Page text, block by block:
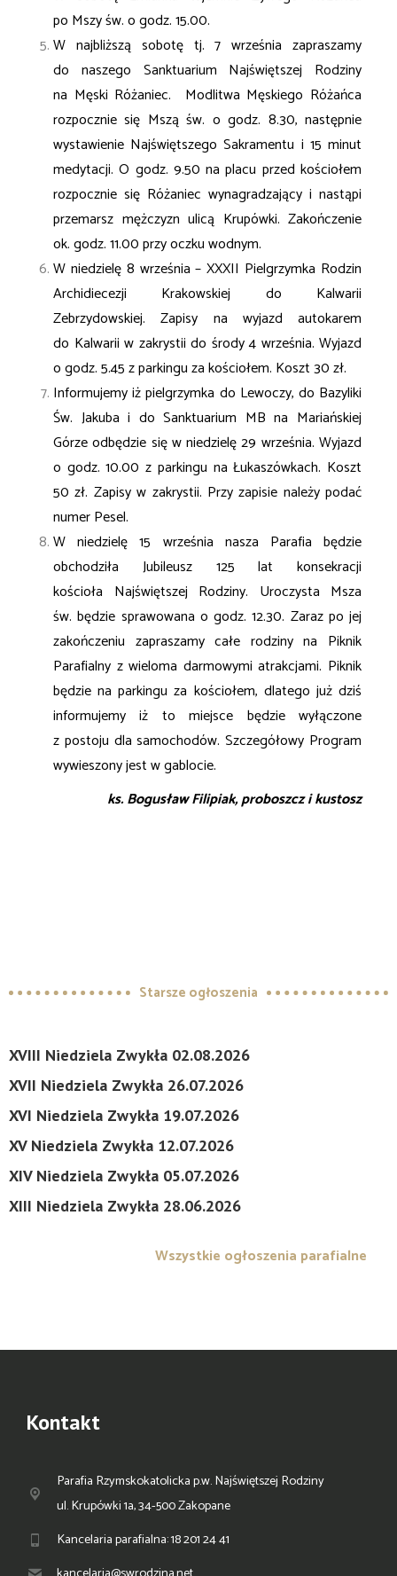
po Mszy św. o godz. 15.00.
W najbliższą sobotę tj. 7 września zapraszamy
do naszego Sanktuarium Najświętszej Rodziny
na Męski Różaniec. Modlitwa Męskiego Różańca
rozpocznie się Mszą św. o godz. 8.30, następnie
wystawienie Najświętszego Sakramentu i 15 minut
medytacji. O godz. 9.50 na placu przed kościołem
rozpocznie się Różaniec wynagradzający i nastąpi
przemarsz mężczyzn ulicą Krupówki. Zakończenie
ok. godz. 11.00 przy oczku wodnym.
W niedzielę 8 września – XXXII Pielgrzymka Rodzin
Archidiecezji Krakowskiej do Kalwarii
Zebrzydowskiej. Zapisy na wyjazd autokarem
do Kalwarii w zakrystii do środy 4 września. Wyjazd
o godz. 5.45 z parkingu za kościołem. Koszt 30 zł.
Informujemy iż pielgrzymka do Lewoczy, do Bazyliki
Św. Jakuba i do Sanktuarium MB na Mariańskiej
Górze odbędzie się w niedzielę 29 września. Wyjazd
o godz. 10.00 z parkingu na Łukaszówkach. Koszt
50 zł. Zapisy w zakrystii. Przy zapisie należy podać
numer Pesel.
W niedzielę 15 września nasza Parafia będzie
obchodziła Jubileusz 125 lat konsekracji
kościoła Najświętszej Rodziny. Uroczysta Msza
św. będzie sprawowana o godz. 12.30. Zaraz po jej
zakończeniu zapraszamy całe rodziny na Piknik
Parafialny z wieloma darmowymi atrakcjami. Piknik
będzie na parkingu za kościołem, dlatego już dziś
informujemy iż to miejsce będzie wyłączone
z postoju dla samochodów. Szczegółowy Program
wywieszony jest w gablocie.
ks. Bogusław Filipiak, proboszcz i kustosz
Starsze ogłoszenia
XVIII Niedziela Zwykła 02.08.2026
XVII Niedziela Zwykła 26.07.2026
XVI Niedziela Zwykła 19.07.2026
XV Niedziela Zwykła 12.07.2026
XIV Niedziela Zwykła 05.07.2026
XIII Niedziela Zwykła 28.06.2026
Wszystkie ogłoszenia parafialne
Kontakt
Parafia Rzymskokatolicka p.w. Najświętszej Rodziny
ul. Krupówki 1a, 34-500 Zakopane
Kancelaria parafialna: 18 201 24 41